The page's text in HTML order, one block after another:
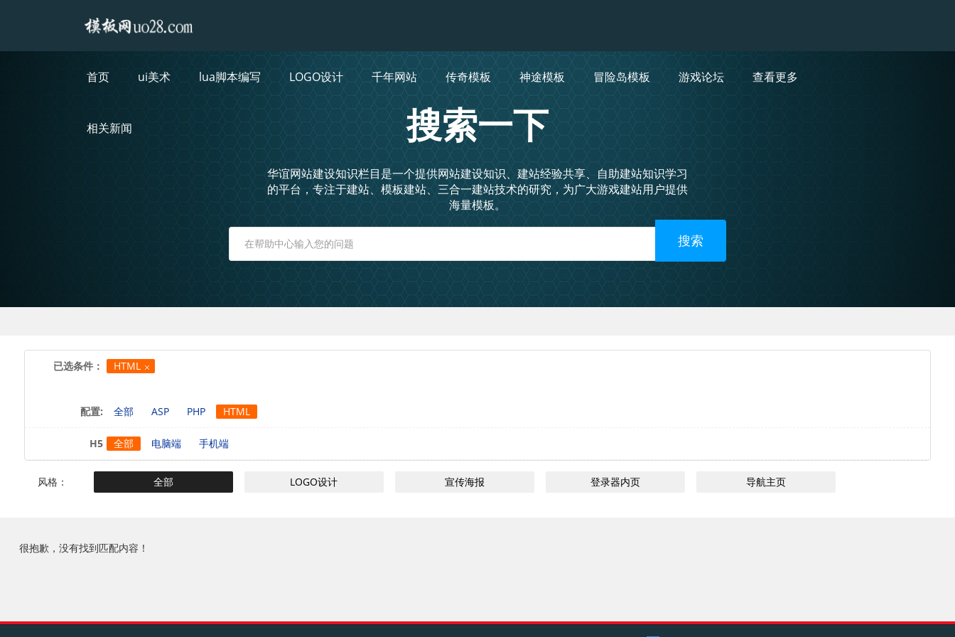
首页 ui美术 lua脚本编写 LOGO设计 千年网站 传奇模板 神途模板 冒险岛模板 游戏论坛 查看更多
相关新闻 搜索一下
华谊网站建设知识栏目是一个提供网站建设知识、建站经验共享、自助建站知识学习
的平台，专注于建站、模板建站、三合一建站技术的研究，为广大游戏建站用户提供
海量模板。
搜索
已选条件： HTML
配置: 全部 ASP PHP HTML
H5 全部 电脑端 手机端
风格： 全部 LOGO设计 宣传海报 登录器内页 导航主页
很抱歉，没有找到匹配内容！